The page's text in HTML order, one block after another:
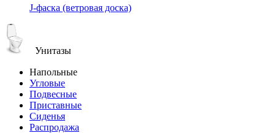
J-фаска (ветровая доска)
Унитазы
Напольные
Угловые
Подвесные
Приставные
Сиденья
Распродажа